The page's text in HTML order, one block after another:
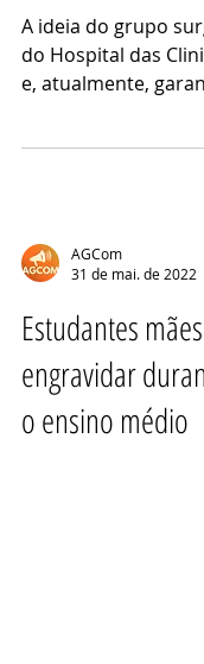
A ideia do grupo
do Hospital das
e, atualmente,
AGCom
31 de mai. de 2022
Estudantes
engravidar
o ensino médio